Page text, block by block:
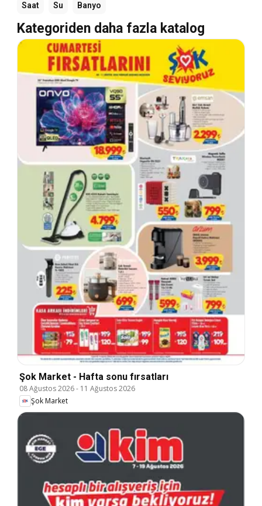
Saat Su Banyo
Kategoriden daha fazla katalog
Şok Market - Hafta sonu fırsatları
08 Ağustos 2026- 11 Ağustos 2026
Şok Market